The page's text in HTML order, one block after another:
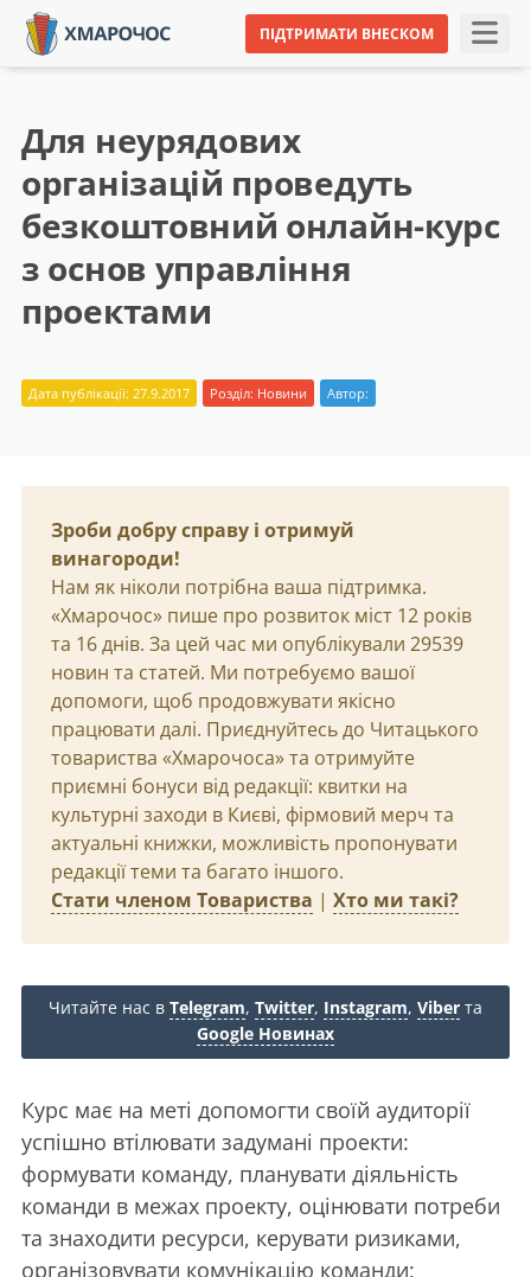
ПІДТРИМАТИ ВНЕСКОМ
Для неурядових
організацій проведуть
безкоштовний онлайн-курс
з основ управління
проектами
Дата публікації: 27.9.2017 Розділ: Новини Автор:
Зроби добру справу і отримуй
винагороди!
Нам як ніколи потрібна ваша підтримка.
«Хмарочос» пише про розвиток міст 12 років
та 16 днів. За цей час ми опублікували 29539
новин та статей. Ми потребуємо вашої
допомоги, щоб продовжувати якісно
працювати далі. Приєднуйтесь до Читацького
товариства «Хмарочоса» та отримуйте
приємні бонуси від редакції: квитки на
культурні заходи в Києві, фірмовий мерч та
актуальні книжки, можливість пропонувати
редакції теми та багато іншого.
Стати членом Товариства | Хто ми такі?
Читайте нас в Telegram, Twitter, Instagram, Viber та
Google Новинах
Курс має на меті допомогти своїй аудиторії
успішно втілювати задумані проекти:
формувати команду, планувати діяльність
команди в межах проекту, оцінювати потреби
та знаходити ресурси, керувати ризиками,
організовувати комунікацію команди;